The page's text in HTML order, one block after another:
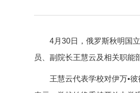
4月30日，俄罗斯秋明国
员、副院长王慧云及相关职能
王慧云代表学校对伊万•